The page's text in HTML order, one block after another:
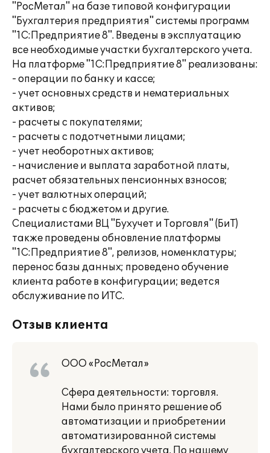
"РосМетал" на базе типовой конфигурации
"Бухгалтерия предприятия" системы программ
"1С:Предприятие 8". Введены в эксплуатацию
все необходимые участки бухгалтерского учета.
На платформе "1С:Предприятие 8" реализованы:
- операции по банку и кассе;
- учет основных средств и нематериальных
активов;
- расчеты с покупателями;
- расчеты с подотчетными лицами;
- учет необоротных активов;
- начисление и выплата заработной платы,
расчет обязательных пенсионных взносов;
- учет валютных операций;
- расчеты с бюджетом и другие.
Специалистами ВЦ "Бухучет и Торговля" (БиТ)
также проведены обновление платформы
"1С:Предприятие 8", релизов, номенклатуры;
перенос базы данных; проведено обучение
клиента работе в конфигурации; ведется
обслуживание по ИТС.
Отзыв клиента
ООО «РосМетал»
Сфера деятельности: торговля.
Нами было принято решение об
автоматизации и приобретении
автоматизированной системы
бухгалтерского учета. По нашему